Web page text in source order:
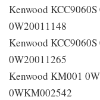
Kenwood
0W20011148
Kenwood
0W20011265
Kenwood KM001
0WKM002542